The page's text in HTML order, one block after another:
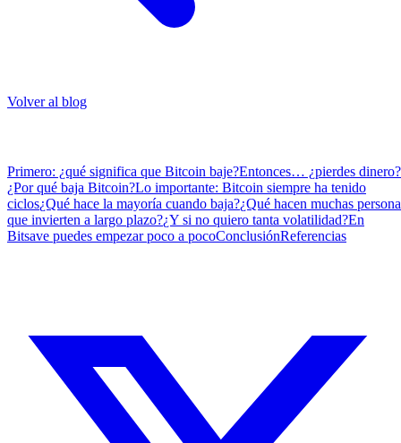
Volver al blog
Primero: ¿qué significa que Bitcoin baje?Entonces… ¿pierdes dinero?
¿Por qué baja Bitcoin?Lo importante: Bitcoin siempre ha tenido
ciclos¿Qué hace la mayoría cuando baja?¿Qué hacen muchas
que invierten a largo plazo?¿Y si no quiero tanta volatilidad?En
Bitsave puedes empezar poco a pocoConclusiónReferencias